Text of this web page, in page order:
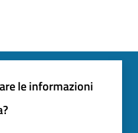
le informazioni